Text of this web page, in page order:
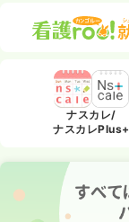
ナスカレ/
ナスカレPlus+